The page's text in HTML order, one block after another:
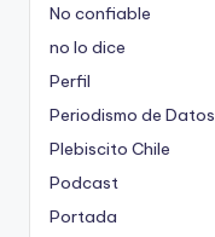
No confiable
no lo dice
Perfil
Periodismo de Datos
Plebiscito Chile
Podcast
Portada